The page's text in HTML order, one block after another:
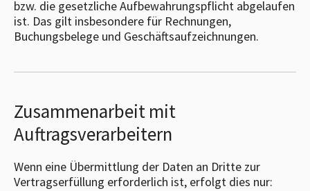
bzw. die gesetzliche Aufbewahrungspflicht abgelaufen
ist. Das gilt insbesondere für Rechnungen,
Buchungsbelege und Geschäftsaufzeichnungen.
Zusammenarbeit mit
Auftragsverarbeitern
Wenn eine Übermittlung der Daten an Dritte zur
Vertragserfüllung erforderlich ist, erfolgt dies nur: